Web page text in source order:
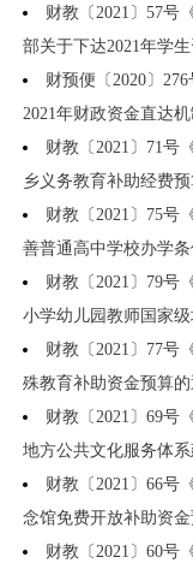
财教〔2021〕57号
部关于下达2021年学
财预便〔2020〕
2021年财政资金直达
财教〔2021〕71号
乡义务教育补助经费预
财教〔2021〕75号
善普通高中学校办学条
财教〔2021〕79号
小学幼儿园教师国家
财教〔2021〕77号
殊教育补助资金预算的
财教〔2021〕69号
地方公共文化服务体
财教〔2021〕66号
念馆免费开放补助资金
财教〔2021〕60号